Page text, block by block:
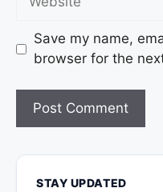
Save my name,
browser for the
STAY UPDATED